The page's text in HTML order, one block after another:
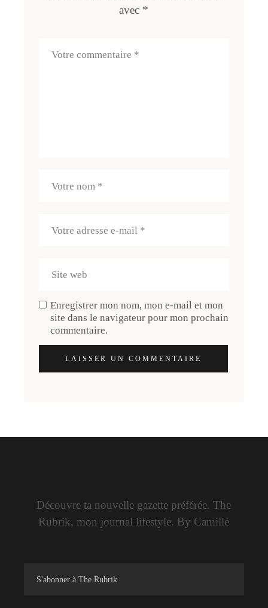
avec *
Enregistrer mon nom, mon e-mail et mon
site dans le navigateur pour mon prochain
commentaire.
LAISSER UN COMMENTAIRE
Découvre ta nouvelle gazette préférée. The
Rubrik, mon journal lifestyle. By Camille